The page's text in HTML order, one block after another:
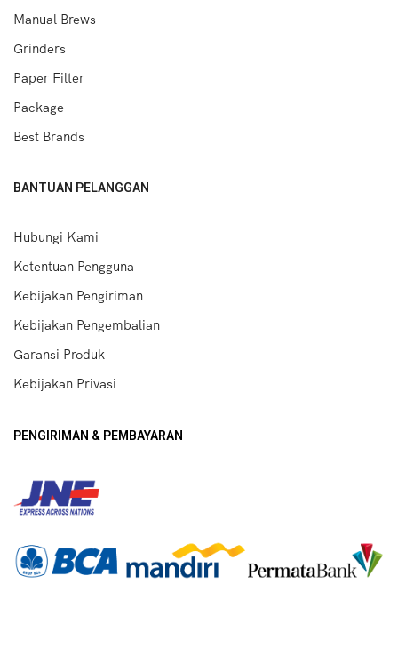
Manual Brews
Grinders
Paper Filter
Package
Best Brands
BANTUAN PELANGGAN
Hubungi Kami
Ketentuan Pengguna
Kebijakan Pengiriman
Kebijakan Pengembalian
Garansi Produk
Kebijakan Privasi
PENGIRIMAN & PEMBAYARAN